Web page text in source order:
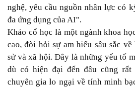
nghệ, yêu cầu nguồn nhân lực có
đa ứng dụng của AI".
Khảo cổ học là một ngành khoa
cao, đòi hỏi sự am hiểu sâu sắc
sử và xã hội. Đây là những yếu tố
dù có hiện đại đến đâu cũng rất
chuyên gia lo ngại về tính minh